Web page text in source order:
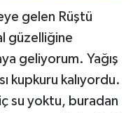
gelen Rüştü
güzelliğine
geliyorum. Yağış
kupkuru kalıyordu.
su yoktu, buradan